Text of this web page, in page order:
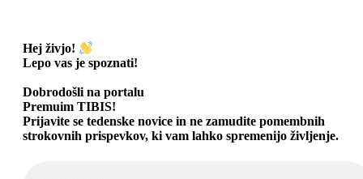
Hej živjo!
Lepo vas je spoznati!
Dobrodošli na portalu
Premuim TIBIS!
Prijavite se tedenske novice in ne zamudite pomembnih
strokovnih prispevkov, ki vam lahko spremenijo življenje.